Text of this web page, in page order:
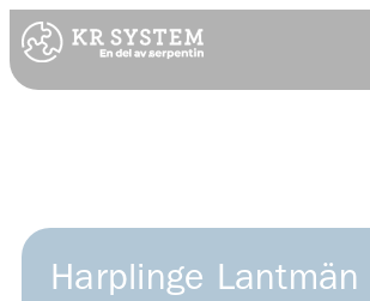
Harplinge Lantmän